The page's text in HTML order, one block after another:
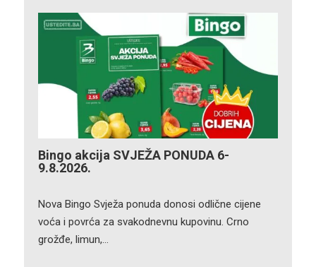
Bingo akcija SVJEŽA PONUDA 6-
9.8.2026.
Nova Bingo Svježa ponuda donosi odlične cijene
voća i povrća za svakodnevnu kupovinu. Crno
grožđe, limun,…